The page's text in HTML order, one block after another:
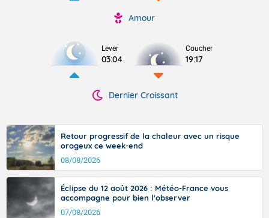
Amour
Lever
03:04
Coucher
19:17
Dernier Croissant
Retour progressif de la chaleur avec un risque
orageux ce week-end
08/08/2026
Éclipse du 12 août 2026 : Météo-France vous
accompagne pour bien l'observer
07/08/2026